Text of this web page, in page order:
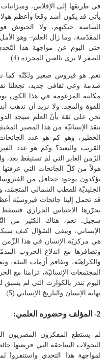
في طريقها إلى الإفلاس، وميزانيات
يأتي قد يكون أشد وقعا وأعظم هولا.
الساسة حنكتهم، ولا الجيوش
المقدّسة، وما زال العلم– وهو
حتى اليوم عن مواجهة هذا
الصغر لا يرى بالعين المجردة (4).
نعم. هو فيروس صغير ولكنّه كما
صدمة وعي ثقافي جديد، تجعلنا
مكانته المزعومة في هذا الكون
للقوة والمجد. ولا نريد أن نذهب
نحن على ثقة بأنّ العلم سيجد
ينقذ الإنسانيّة من هذا المصير
الخطير، وهو كم هو عدد
القريب والبعيد؟ وكم هو عدد
الزّمن الغابر التي لم تستيقظ
هولاً من كلّ الجائحات التي عرفتها
يؤكدون بوجود جحافل من
الجليديّة للقطب الشمالي المتجمّد،
قد تحمل إلينا جائحات فيروسيّة
يحرّرها الاحتباس الحراري
سجيل. نعم، هناك الكثير من
الإنساني، ويبقى السّؤال كيف
هي مركزيّة الإنسان في هذا الزّمن
وتضافرها مع اندلاع الحروب
والكراهيّة، وتفاقم أزمات
المجتمعات الإنسانيّة، تزامنا مع
اليوم تنذر بالكوارث التي لم يسبق
نهاية الإنسان والتاريخ الإنساني (5).
2- المؤلف وحضوره العلمي:
لم يستطع المفكرون المصريون
التحولات الساحقة التي فرضتها
لمواجهة هذا التحدي واستنفروا